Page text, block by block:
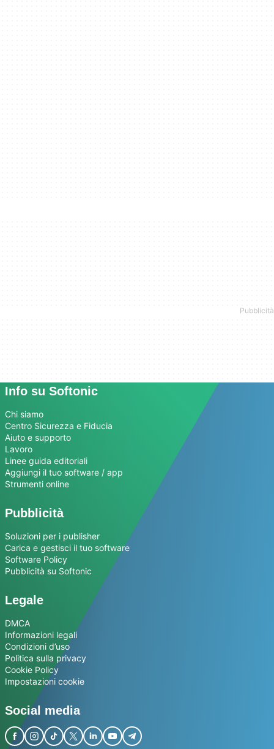
Info su Softonic
Chi siamo
Centro Sicurezza e Fiducia
Aiuto e supporto
Lavoro
Linee guida editoriali
Aggiungi il tuo software / app
Strumenti online
Pubblicità
Soluzioni per i publisher
Carica e gestisci il tuo software
Software Policy
Pubblicità su Softonic
Legale
DMCA
Informazioni legali
Condizioni d’uso
Politica sulla privacy
Cookie Policy
Impostazioni cookie
Social media